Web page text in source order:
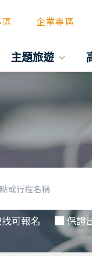
企業專區
主題旅遊
找可報名 保證